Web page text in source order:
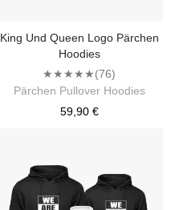
King Und Queen Logo Pärchen
Hoodies
★★★★★(76)
Pärchen Pullover Hoodies
59,90 €